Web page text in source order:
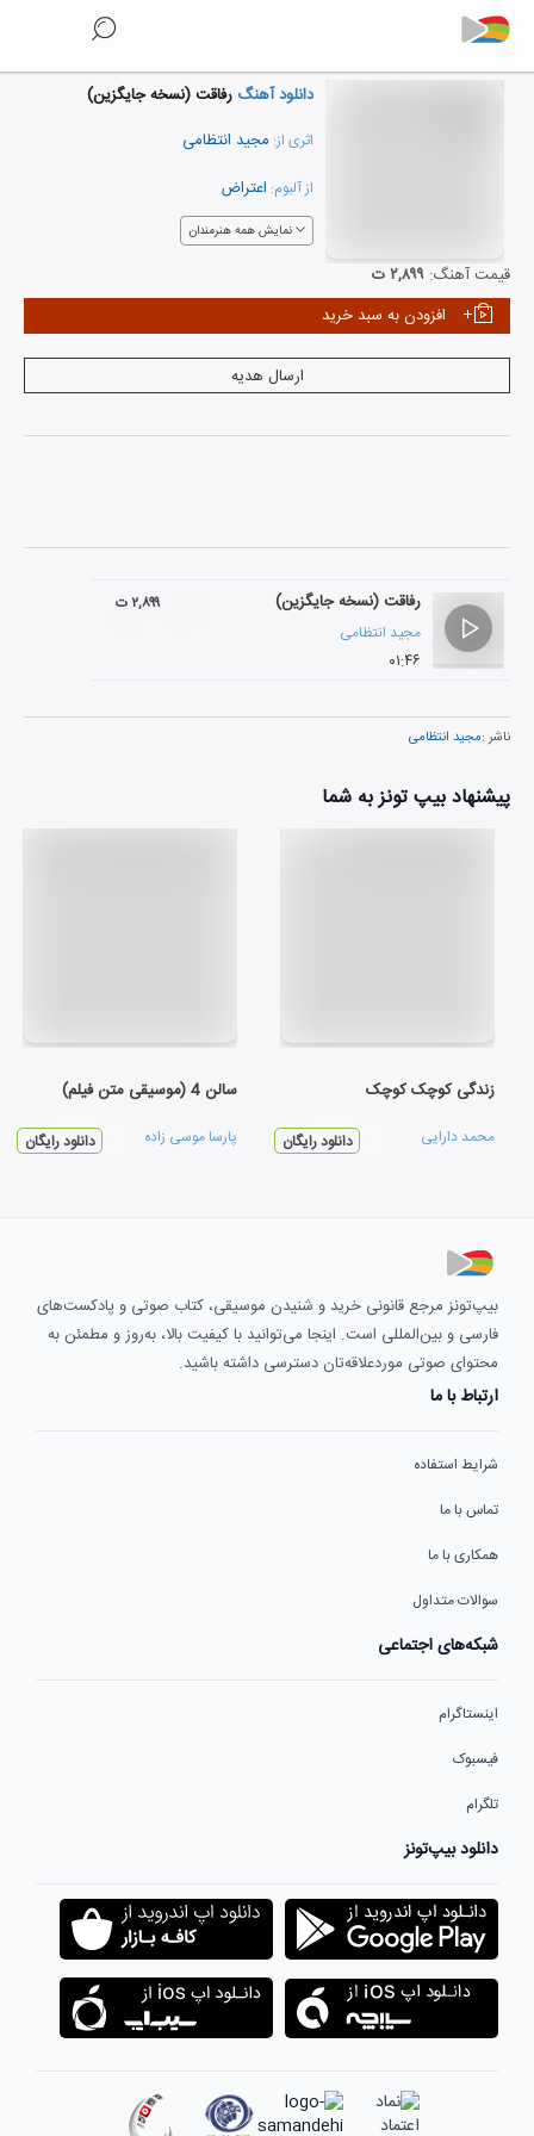
دانلود آهنگ رفاقت (نسخه جایگزین)
اثری از: مجید انتظامی
از آلبوم: اعتراض
نمایش همه هنرمندان
قیمت آهنگ: ۲,۸۹۹ ت
افزودن به سبد خرید
ارسال هدیه
رفاقت (نسخه جایگزین)
مجید انتظامی
۰۱:۴۶
۲,۸۹۹ ت
ناشر :مجید انتظامی
پیشنهاد بیپ تونز به شما
زندگی کوچک کوچک
محمد دارایی دانلود رایگان
سالن 4 (موسیقی متن فیلم)
پارسا موسی زاده دانلود رایگان
بیپ‌تونز مرجع قانونی خرید و شنیدن موسیقی، کتاب صوتی و پادکست‌های
فارسی و بین‌المللی است. اینجا می‌توانید با کیفیت بالا، به‌روز و مطمئن به
محتوای صوتی موردعلاقه‌تان دسترسی داشته باشید.
ارتباط با ما
شرایط استفاده
تماس با ما
همکاری با ما
سوالات متداول
شبکه‌های اجتماعی
اینستاگرام
فیسبوک
تلگرام
دانلود بیپ‌تونز